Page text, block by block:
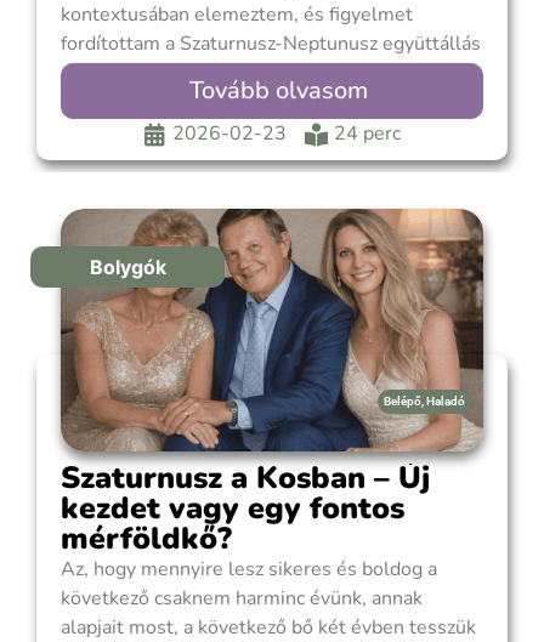
kontextusában elemeztem, és figyelmet
fordítottam a Szaturnusz-Neptunusz együttállás
egyéni szintű üzenetére, valamint érintettem a
Szaturnusz visszatéréseket is és ígértem egy
gyakorlati útmutatót, amit természetesen
elkészítek. Ezúttal nézzük meg kifejezetten az
hogy először röviden
Tovább olvasom
2026-02-23 24 perc
Bolygók
Belépő Haladó
Szaturnusz a Kosban – Új
kezdet vagy egy fontos
mérföldkő?
Az, hogy mennyire lesz sikeres és boldog a
következő csaknem harminc évünk, annak
alapjait most, a következő bő két évben tesszük